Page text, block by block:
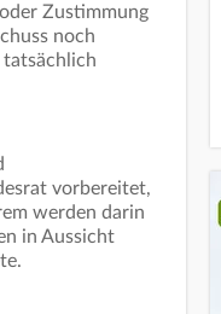
Zustimmung
noch
tatsächlich
vorbereitet,
werden darin
in Aussicht